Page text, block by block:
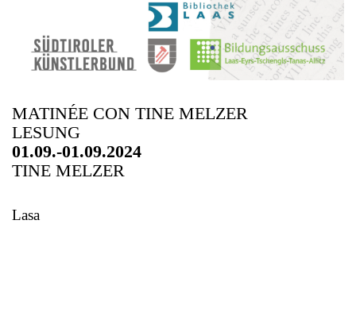
MATINÉE CON TINE MELZER
LESUNG
01.09.-01.09.2024
TINE MELZER
Lasa